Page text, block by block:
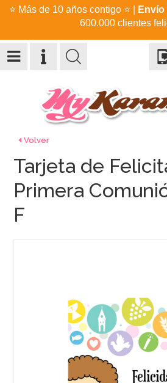
⭐ Más de 10 años contigo ⭐ Envío
600.000 clientes
Volver
Tarjeta de
Primera
F